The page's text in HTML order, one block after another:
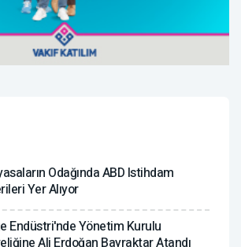
Odağında ABD Istihdam
Yer Alıyor
Endüstri'nde Yönetim Kurulu
Ali Erdoğan Bayraktar Atandı